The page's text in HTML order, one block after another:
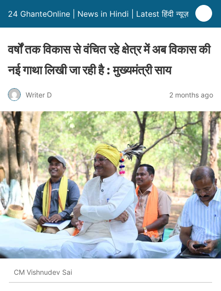
24 GhanteOnline | News in Hindi | Latest हिंदी न्यूज़
वर्षों तक विकास से वंचित रहे क्षेत्र में अब विकास की
नई गाथा लिखी जा रही है : मुख्यमंत्री साय
Writer D 2 months ago
CM Vishnudev Sai